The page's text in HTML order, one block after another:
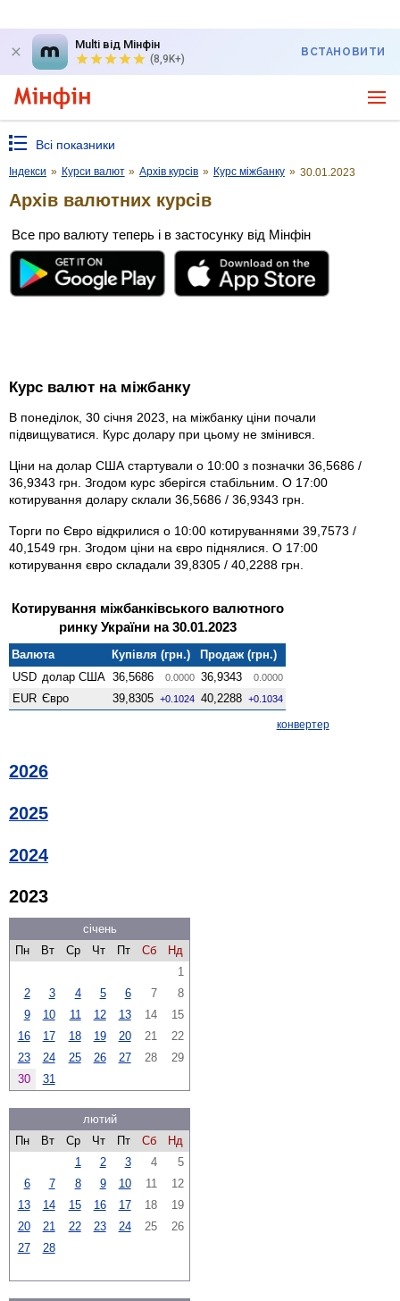
Multi від Мінфін
(8,9K+)
ВСТАНОВИТИ
Всі показники
Індекси » Курси валют » Архів курсів » Курс міжбанку » 30.01.2023
Архів валютних курсів
Все про валюту теперь і в застосунку від Мінфін
Курс валют на міжбанку
В понеділок, 30 січня 2023, на міжбанку ціни почали
підвищуватися. Курс долару при цьому не змінився.
Ціни на долар США стартували о 10:00 з позначки 36,5686 /
36,9343 грн. Згодом курс зберігся стабільним. О 17:00
котирування долару склали 36,5686 / 36,9343 грн.
Торги по Євро відкрилися о 10:00 котируваннями 39,7573 /
40,1549 грн. Згодом ціни на євро піднялися. О 17:00
котирування євро складали 39,8305 / 40,2288 грн.
Котирування міжбанківського валютного
ринку України на 30.01.2023
Валюта Купівля (грн.)
Продаж (грн.)
USD долар США 36,5686 0.0000 36,9343 0.0000
EUR Євро 39,8305 +0.1024 40,2288 +0.1034
конвертер
2026
2025
2024
2023
січень
Пн
Вт Ср Чт Пт Сб
Нд
1
2
3 4 5 6 7
8
9
10 11 12 13 14
15
16
17 18 19 20 21
22
23
24 25 26 27 28
29
30
31
лютий
Пн
Вт Ср Чт Пт Сб
Нд
1
2 3 4
5
6
7 8 9 10 11
12
13
14 15 16 17 18
19
20
21 22 23 24 25
26
27
28